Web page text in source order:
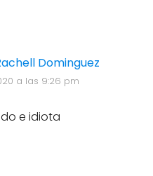
Dominguez
a las 9:26 pm
e idiota